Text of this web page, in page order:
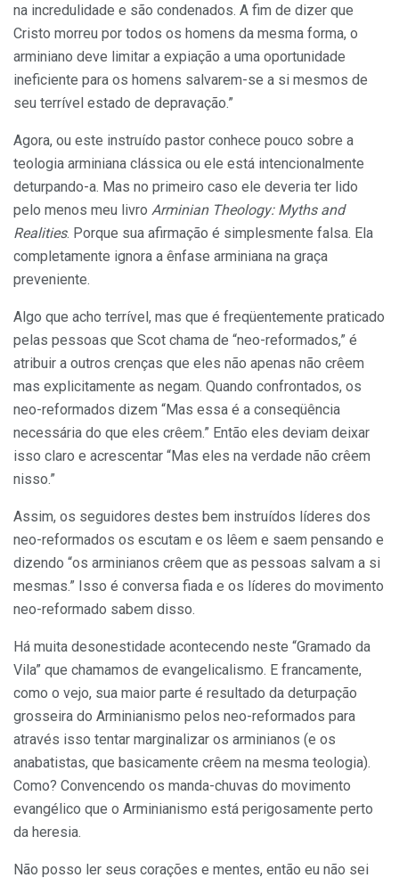
na incredulidade e são condenados. A fim de dizer que
Cristo morreu por todos os homens da mesma forma, o
arminiano deve limitar a expiação a uma oportunidade
ineficiente para os homens salvarem-se a si mesmos de
seu terrível estado de depravação.”
Agora, ou este instruído pastor conhece pouco sobre a
teologia arminiana clássica ou ele está intencionalmente
deturpando-a. Mas no primeiro caso ele deveria ter lido
pelo menos meu livro Arminian Theology: Myths and
Realities. Porque sua afirmação é simplesmente falsa. Ela
completamente ignora a ênfase arminiana na graça
preveniente.
Algo que acho terrível, mas que é freqüentemente praticado
pelas pessoas que Scot chama de “neo-reformados,” é
atribuir a outros crenças que eles não apenas não crêem
mas explicitamente as negam. Quando confrontados, os
neo-reformados dizem “Mas essa é a conseqüência
necessária do que eles crêem.” Então eles deviam deixar
isso claro e acrescentar “Mas eles na verdade não crêem
nisso.”
Assim, os seguidores destes bem instruídos líderes dos
neo-reformados os escutam e os lêem e saem pensando e
dizendo “os arminianos crêem que as pessoas salvam a si
mesmas.” Isso é conversa fiada e os líderes do movimento
neo-reformado sabem disso.
Há muita desonestidade acontecendo neste “Gramado da
Vila” que chamamos de evangelicalismo. E francamente,
como o vejo, sua maior parte é resultado da deturpação
grosseira do Arminianismo pelos neo-reformados para
através isso tentar marginalizar os arminianos (e os
anabatistas, que basicamente crêem na mesma teologia).
Como? Convencendo os manda-chuvas do movimento
evangélico que o Arminianismo está perigosamente perto
da heresia.
Não posso ler seus corações e mentes, então eu não sei